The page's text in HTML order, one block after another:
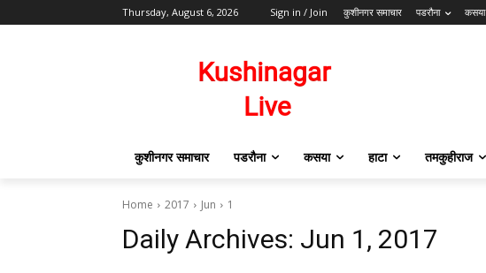
Thursday, August 6, 2026 Sign in / Join कुशीनगर समाचार पडरौना कसया
कुशीनगर समाचार पडरौना कसया हाटा तमकुहीराज
Home 2017 Jun 1
Daily Archives: Jun 1, 2017